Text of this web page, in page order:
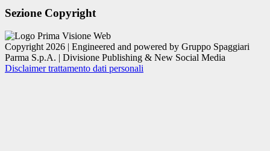
Sezione Copyright
Copyright 2026 | Engineered and powered by Gruppo Spaggiari
Parma S.p.A. | Divisione Publishing & New Social Media
Disclaimer trattamento dati personali